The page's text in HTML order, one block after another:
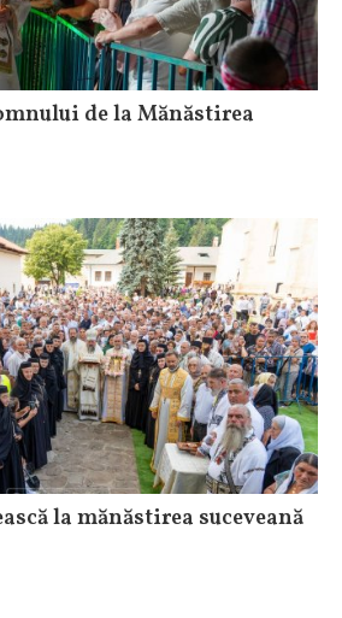
de la Mănăstirea
la mănăstirea suceveană